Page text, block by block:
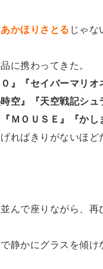
あかほりさとる じゃな
に携わってきた。
』『セイバーマリ
空』『天空戦記シュ
『ＭＯＵＳＥ』『か
ればきりがないほど
んで座りながら、再
静かにグラスを傾け